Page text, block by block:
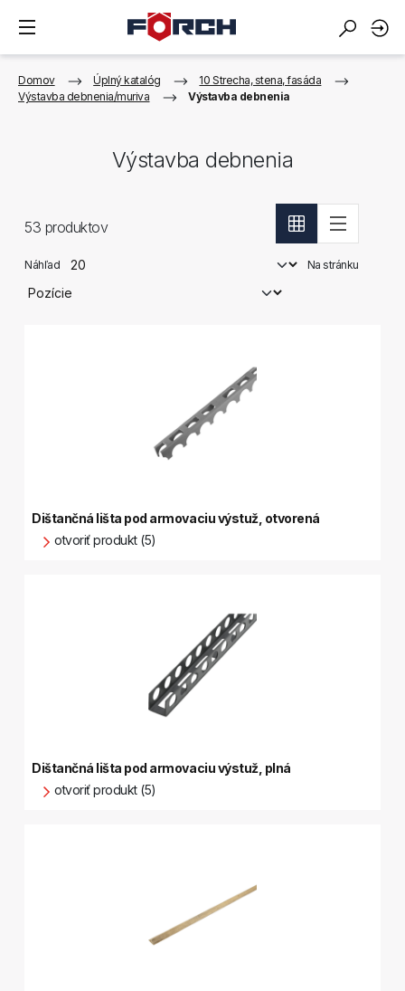
Domov Úplný katalóg
10 Strecha, stena, fasáda
Výstavba debnenia/muriva
Výstavba debnenia
Výstavba debnenia
53 produktov
Náhľad Na stránku
Dištančná lišta pod armovaciu výstuž, otvorená
otvoriť produkt (5)
Dištančná lišta pod armovaciu výstuž, plná
otvoriť produkt (5)